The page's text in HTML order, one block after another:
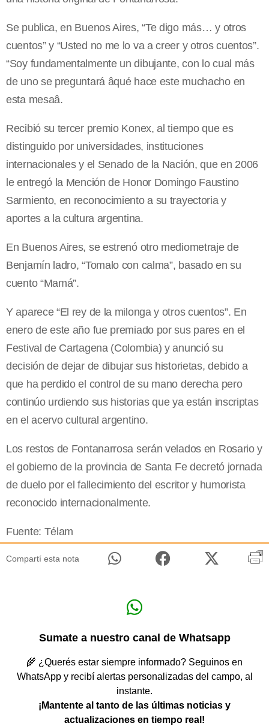
Se publica, en Buenos Aires, “Te digo más… y otros
cuentos” y “Usted no me lo va a creer y otros cuentos”.
“Soy fundamentalmente un dibujante, con lo cual más
de uno se preguntará âqué hace este muchacho en
esta mesaâ.
Recibió su tercer premio Konex, al tiempo que es
distinguido por universidades, instituciones
internacionales y el Senado de la Nación, que en 2006
le entregó la Mención de Honor Domingo Faustino
Sarmiento, en reconocimiento a su trayectoria y
aportes a la cultura argentina.
En Buenos Aires, se estrenó otro mediometraje de
Benjamín ladro, “Tomalo con calma”, basado en su
cuento “Mamá”.
Y aparece “El rey de la milonga y otros cuentos”. En
enero de este año fue premiado por sus pares en el
Festival de Cartagena (Colombia) y anunció su
decisión de dejar de dibujar sus historietas, debido a
que ha perdido el control de su mano derecha pero
continúo urdiendo sus historias que ya están inscriptas
en el acervo cultural argentino.
Los restos de Fontanarrosa serán velados en Rosario y
el gobierno de la provincia de Santa Fe decretó jornada
de duelo por el fallecimiento del escritor y humorista
reconocido internacionalmente.
Fuente: Télam
Compartí esta nota
Sumate a nuestro canal de Whatsapp
🌾 ¿Querés estar siempre informado? Seguinos en
WhatsApp y recibí alertas personalizadas del campo, al
instante.
¡Mantente al tanto de las últimas noticias y
actualizaciones en tiempo real!